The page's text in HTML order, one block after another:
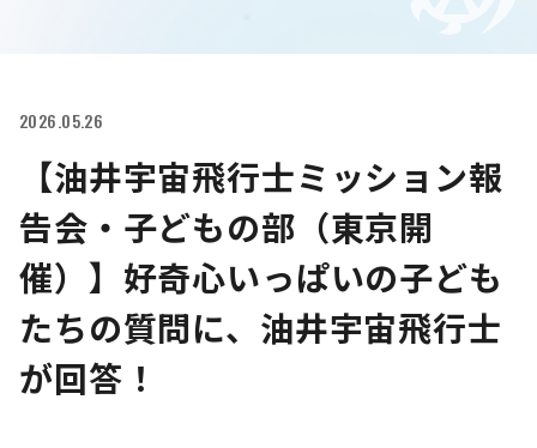
2026.05.26
【油井宇宙飛行士ミッション報
告会・子どもの部（東京開
催）】好奇心いっぱいの子ども
たちの質問に、油井宇宙飛行士
が回答！